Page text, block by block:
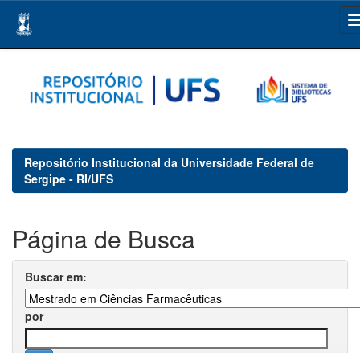
navigation
Repositório Institucional da Universidade Federal de
Sergipe - RI/UFS
Página de Busca
Buscar em:
por